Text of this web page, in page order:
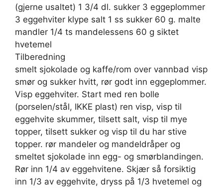
(gjerne usaltet) 1 3/4 dl. sukker 3 eggeplommer
3 eggehviter klype salt 1 ss sukker 60 g. malte
mandler 1/4 ts mandelessens 60 g siktet
hvetemel
Tilberedning
smelt sjokolade og kaffe/rom over vannbad visp
smør og sukker hvitt, rør godt inn eggeplommer.
Visp eggehviter. Start med ren bolle
(porselen/stål, IKKE plast) ren visp, visp til
eggehvite skummer, tilsett salt, visp til mye
topper, tilsett sukker og visp til du har stive
topper. rør mandeler og mandeldråper og
smeltet sjokolade inn egg- og smørblandingen.
Rør inn 1/4 av eggehvitene. Skjær så forsiktig
inn 1/3 av eggehvite, dryss på 1/3 hvetemel og